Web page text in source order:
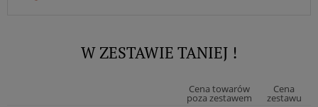
W ZESTAWIE TANIEJ !
Cena towarów
poza zestawem
Cena
zestawu